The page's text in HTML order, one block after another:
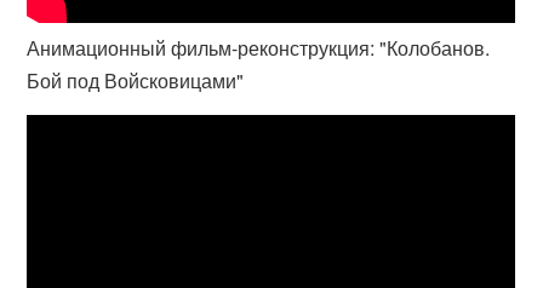
Анимационный фильм-реконструкция: "Колобанов.
Бой под Войсковицами"